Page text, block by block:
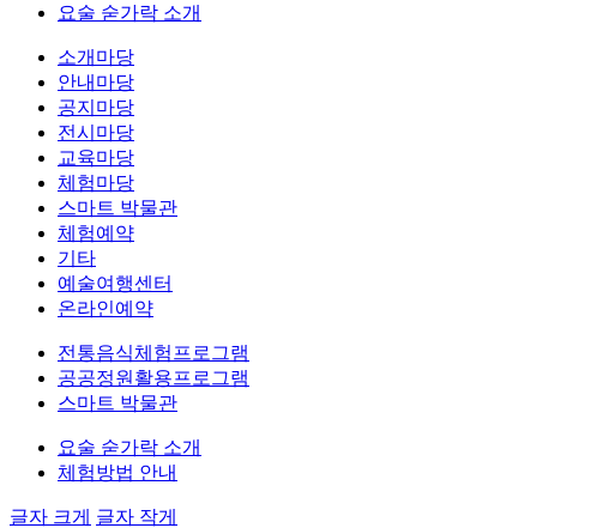
요술 숟가락 소개
소개마당
안내마당
공지마당
전시마당
교육마당
체험마당
스마트 박물관
체험예약
기타
예술여행센터
온라인예약
전통음식체험프로그램
공공정원활용프로그램
스마트 박물관
요술 숟가락 소개
체험방법 안내
글자 크게 글자 작게